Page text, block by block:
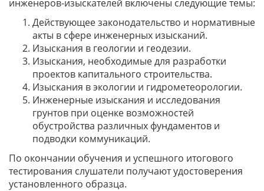
инженеров-изыскателей включены следующие темы:
Действующее законодательство и нормативные
акты в сфере инженерных изысканий.
Изыскания в геологии и геодезии.
Изыскания, необходимые для разработки
проектов капитального строительства.
Изыскания в экологии и гидрометеорологии.
Инженерные изыскания и исследования
грунтов при оценке возможностей
обустройства различных фундаментов и
подводки коммуникаций.
По окончании обучения и успешного итогового
тестирования слушатели получают удостоверения
установленного образца.